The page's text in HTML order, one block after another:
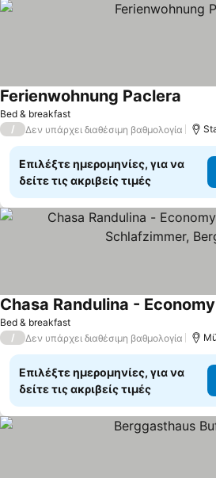
Bed & breakfast
Ferienwohnung Paclera
/ Δεν υπάρχει διαθέσιμη βαθμολογία
Επιλέξτε ημερομηνίες, για να
δείτε τις ακριβείς τιμές
Bed & breakfast
/ Δεν υπάρχει διαθέσιμη βαθμολογία
Επιλέξτε ημερομηνίες, για να
δείτε τις ακριβείς τιμές